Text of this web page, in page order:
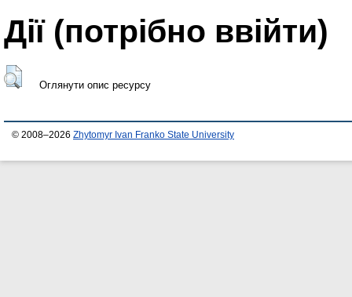
Дії ​​(потрібно ввійти)
Оглянути опис ресурсу
© 2008–2026 Zhytomyr Ivan Franko State University